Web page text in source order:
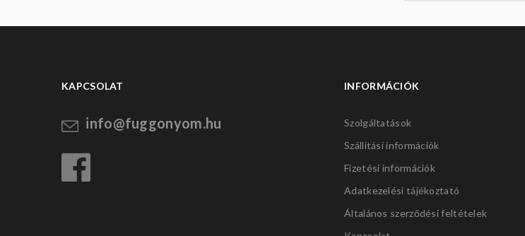
KAPCSOLAT
info@fuggonyom.hu
INFORMÁCIÓK
Szolgáltatások
Szállítási információk
Fizetési információk
Adatkezelési tájékoztató
Általános szerződési feltételek